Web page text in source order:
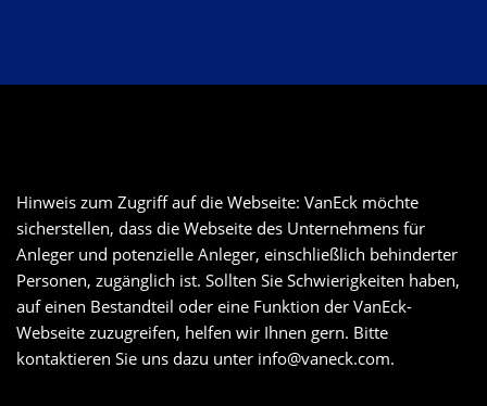
Hinweis zum Zugriff auf die Webseite: VanEck möchte
sicherstellen, dass die Webseite des Unternehmens für
Anleger und potenzielle Anleger, einschließlich behinderter
Personen, zugänglich ist. Sollten Sie Schwierigkeiten haben,
auf einen Bestandteil oder eine Funktion der VanEck-
Webseite zuzugreifen, helfen wir Ihnen gern. Bitte
kontaktieren Sie uns dazu unter info@vaneck.com.